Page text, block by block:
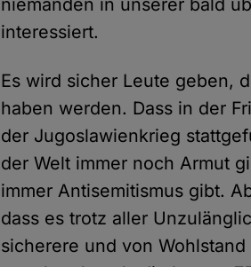
niemanden in unserer bald
interessiert.
Es wird sicher Leute geben,
haben werden. Dass in der
der Jugoslawienkrieg
der Welt immer noch Armut
immer Antisemitismus gibt.
dass es trotz aller
sicherere und von